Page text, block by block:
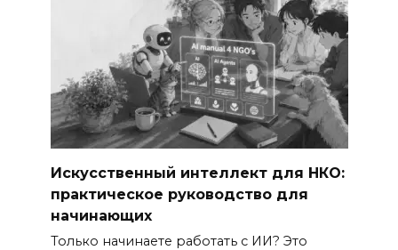
Искусственный интеллект для НКО:
практическое руководство для
начинающих
Только начинаете работать с ИИ? Это